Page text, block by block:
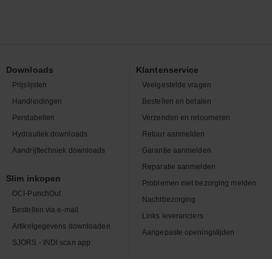
Downloads
Prijslijsten
Handleidingen
Perstabellen
Hydrauliek downloads
Aandrijftechniek downloads
Slim inkopen
OCI-PunchOut
Bestellen via e-mail
Artikelgegevens downloaden
SJORS - INDI scan app
Klantenservice
Veelgestelde vragen
Bestellen en betalen
Verzenden en retourneren
Retour aanmelden
Garantie aanmelden
Reparatie aanmelden
Problemen met bezorging melden
Nachtbezorging
Links leveranciers
Aangepaste openingstijden